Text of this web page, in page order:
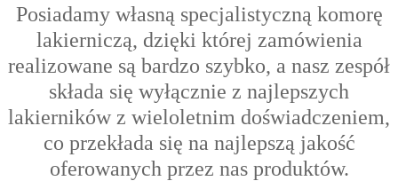
Posiadamy własną specjalistyczną komorę
lakierniczą, dzięki której zamówienia
realizowane są bardzo szybko, a nasz zespół
składa się wyłącznie z najlepszych
lakierników z wieloletnim doświadczeniem,
co przekłada się na najlepszą jakość
oferowanych przez nas produktów.